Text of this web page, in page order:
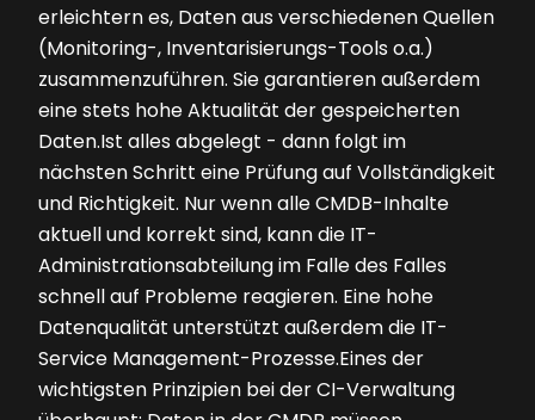
erleichtern es, Daten aus verschiedenen Quellen
(Monitoring-, Inventarisierungs-Tools o.a.)
zusammenzuführen. Sie garantieren außerdem
eine stets hohe Aktualität der gespeicherten
Daten.Ist alles abgelegt - dann folgt im
nächsten Schritt eine Prüfung auf Vollständigkeit
und Richtigkeit. Nur wenn alle CMDB-Inhalte
aktuell und korrekt sind, kann die IT-
Administrationsabteilung im Falle des Falles
schnell auf Probleme reagieren. Eine hohe
Datenqualität unterstützt außerdem die IT-
Service Management-Prozesse.Eines der
wichtigsten Prinzipien bei der CI-Verwaltung